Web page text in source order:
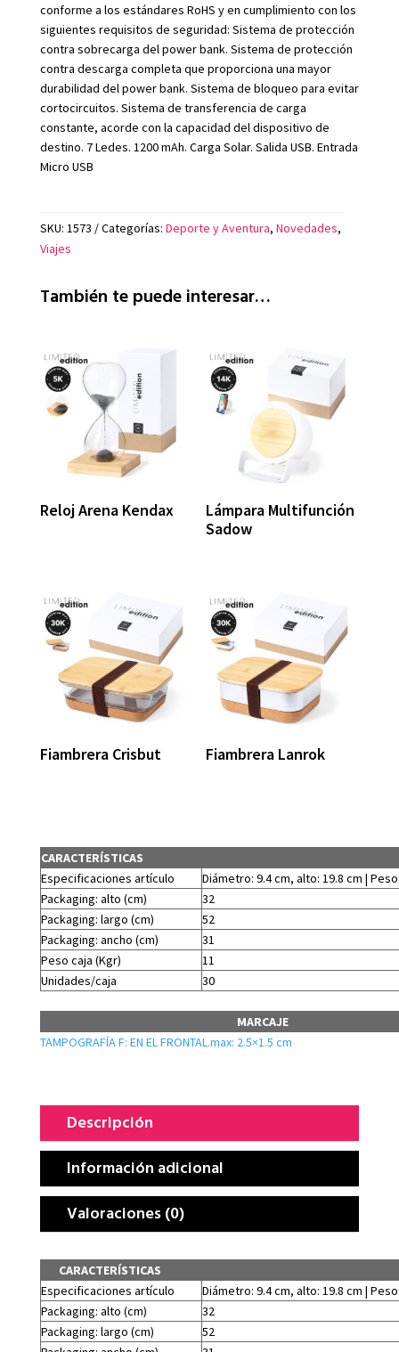
conforme a los estándares RoHS y en cumplimiento con los
siguientes requisitos de seguridad: Sistema de protección
contra sobrecarga del power bank. Sistema de protección
contra descarga completa que proporciona una mayor
durabilidad del power bank. Sistema de bloqueo para evitar
cortocircuitos. Sistema de transferencia de carga
constante, acorde con la capacidad del dispositivo de
destino. 7 Ledes. 1200 mAh. Carga Solar. Salida USB. Entrada
Micro USB
SKU: 1573 Categorías: Deporte y Aventura, Novedades,
Viajes
También te puede interesar…
Reloj Arena Kendax
Lámpara Multifunción
Sadow
Fiambrera Crisbut Fiambrera Lanrok
CARACTERÍSTICAS
Especificaciones artículo
Diámetro: 9.4 cm, alto: 19.8 cm |
Packaging: alto (cm)
32
Packaging: largo (cm)
52
Packaging: ancho (cm)
31
Peso caja (Kgr)
11
Unidades/caja
30
MARCAJE
TAMPOGRAFÍA F: EN EL FRONTAL.max: 2.5×1.5 cm
Descripción
Información adicional
Valoraciones (0)
CARACTERÍSTICAS
Especificaciones artículo
Diámetro: 9.4 cm, alto: 19.8 cm |
Packaging: alto (cm)
32
Packaging: largo (cm)
52